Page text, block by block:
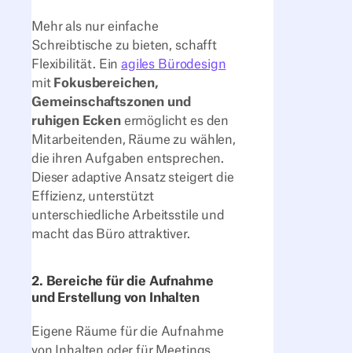
Mehr als nur einfache
Schreibtische zu bieten, schafft
Flexibilität. Einagiles Bürodesign
mit Fokusbereichen,
Gemeinschaftszonen und
ruhigen Eckenermöglicht es den
Mitarbeitenden, Räume zu wählen,
die ihren Aufgaben entsprechen.
Dieser adaptive Ansatz steigert die
Effizienz, unterstützt
unterschiedliche Arbeitsstile und
macht das Büro attraktiver.
2. Bereiche für die Aufnahme
und Erstellung von Inhalten
Eigene Räume für die Aufnahme